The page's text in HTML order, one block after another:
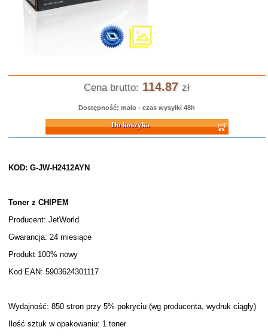
Cena brutto: 114.87 zł
Dostępność: mało - czas wysyłki 48h
Do koszyka
KOD: G-JW-H2412AYN
Toner z CHIPEM
Producent: JetWorld
Gwarancja: 24 miesiące
Produkt 100% nowy
Kod EAN: 5903624301117
Wydajność: 850 stron przy 5% pokryciu (wg producenta, wydruk ciągły)
Ilość sztuk w opakowaniu: 1 toner